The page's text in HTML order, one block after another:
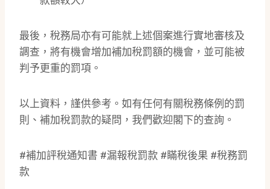
最後，稅務局亦有可能就上述個案進行實地審核及
調查，將有機會增加補加稅罰額的機會，並可能被
判予更重的罰項。
以上資料，謹供參考。如有任何有關稅務條例的罰
則、補加稅罰款的疑問，我們歡迎閣下的查詢。
#補加評稅通知書 #漏報稅罰款 #瞞稅後果 #稅務罰
款